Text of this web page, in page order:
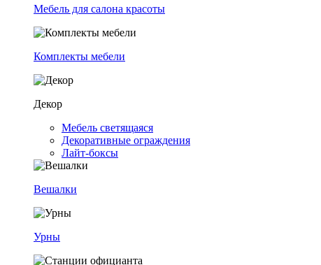
Мебель для салона красоты
Комплекты мебели
Декор
Мебель светящаяся
Декоративные ограждения
Лайт-боксы
Вешалки
Урны